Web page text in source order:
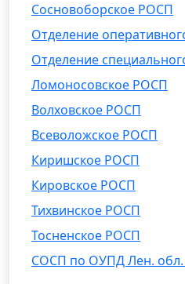
Сосновоборское РОСП
Отделение
Отделение
Ломоносовское РОСП
Волховское РОСП
Всеволожское РОСП
Киришское РОСП
Кировское РОСП
Тихвинское РОСП
Тосненское РОСП
СОСП по ОУПД Лен. обл.